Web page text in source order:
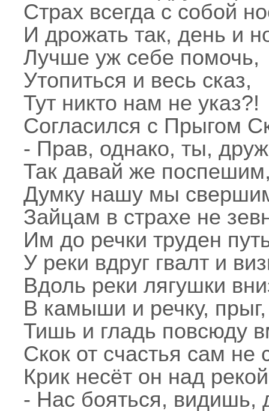
Страх всегда с собой
И дрожать так, день и
Лучше уж себе помочь,
Утопиться и весь сказ,
Тут никто нам не указ?!
Согласился с Прыгом
- Прав, однако, ты,
Так давай же
Думку нашу мы
Зайцам в страхе не
Им до речки труден
У реки вдруг гвалт и
Вдоль реки лягушки
В камыши и речку, прыг,
Тишь и гладь повсюду
Скок от счастья сам не
Крик несёт он над
- Нас бояться, видишь,